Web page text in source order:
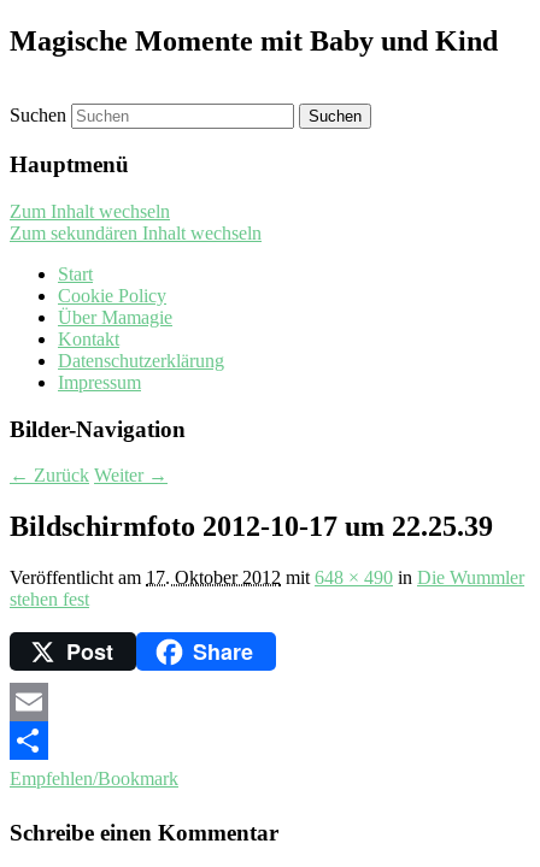
Magische Momente mit Baby und Kind
Suchen
Hauptmenü
Zum Inhalt wechseln
Zum sekundären Inhalt wechseln
Start
Cookie Policy
Über Mamagie
Kontakt
Datenschutzerklärung
Impressum
Bilder-Navigation
← Zurück Weiter →
Bildschirmfoto 2012-10-17 um 22.25.39
Veröffentlicht am 17. Oktober 2012 mit 648 × 490 in Die Wummler
stehen fest
Post Share
Email
Empfehlen/Bookmark
Schreibe einen Kommentar